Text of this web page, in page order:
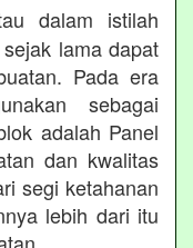
dalam istilah
lama dapat
Pada era
sebagai
adalah Panel
dan kwalitas
segi ketahanan
lebih dari itu